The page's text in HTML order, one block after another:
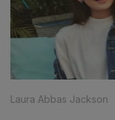
Laura Abbas Jackson